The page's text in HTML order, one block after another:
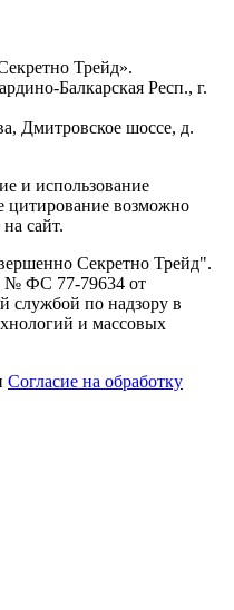
Трейд».
Балкарская Респ., г.
Дмитровское шоссе, д.
и использование
цитирование возможно
сайт.
Секретно Трейд".
№ ФС 77-79634 от
службой по надзору в
и массовых
Согласие на обработку